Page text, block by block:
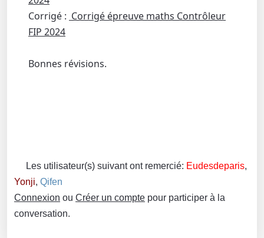
Corrigé : Corrigé épreuve maths Contrôleur
FIP 2024
Bonnes révisions.
Les utilisateur(s) suivant ont remercié: Eudesdeparis,
Yonji, Qifen
Connexion ou Créer un compte pour participer à la
conversation.